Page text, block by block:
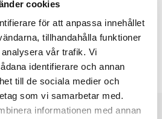
cookies
för att anpassa innehållet
tillhandahålla funktioner
vår trafik. Vi
identifierare och annan
till de sociala medier och
som vi samarbetar med.
informationen med annan
ORDERAR